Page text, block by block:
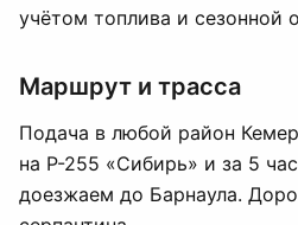
учётом топлива и сезонной
Маршрут и трасса
Подача в любой район
на Р-255 «Сибирь» и за 5
доезжаем до Барнаула.